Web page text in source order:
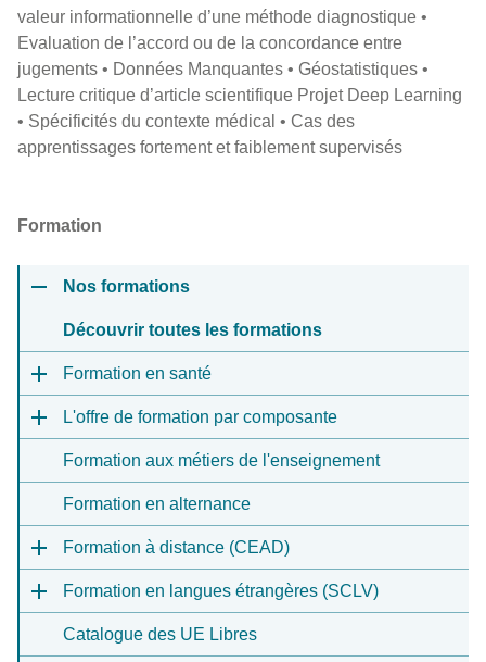
valeur informationnelle d’une méthode diagnostique •
Evaluation de l’accord ou de la concordance entre
jugements • Données Manquantes • Géostatistiques •
Lecture critique d’article scientifique Projet Deep Learning
• Spécificités du contexte médical • Cas des
apprentissages fortement et faiblement supervisés
Formation
Nos formations
Découvrir toutes les formations
Formation en santé
L'offre de formation par composante
Formation aux métiers de l'enseignement
Formation en alternance
Formation à distance (CEAD)
Formation en langues étrangères (SCLV)
Catalogue des UE Libres